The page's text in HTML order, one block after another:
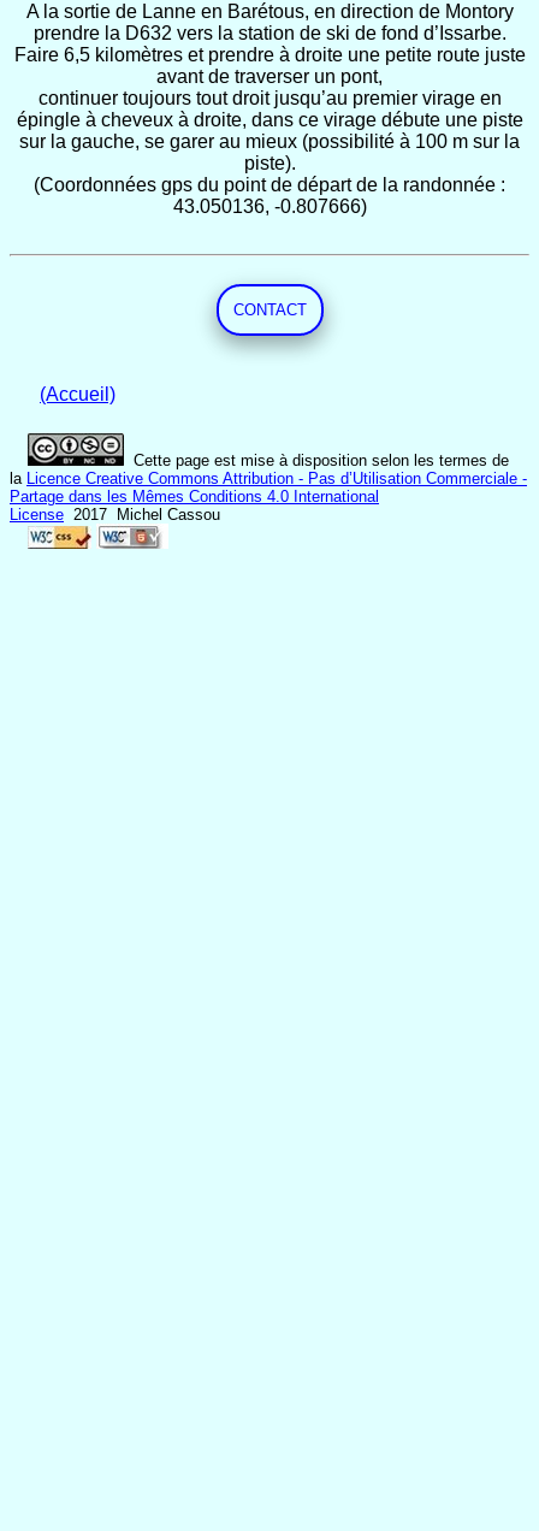
A la sortie de Lanne en Barétous, en direction de Montory
prendre la D632 vers la station de ski de fond d’Issarbe.
Faire 6,5 kilomètres et prendre à droite une petite route juste
avant de traverser un pont,
continuer toujours tout droit jusqu’au premier virage en
épingle à cheveux à droite, dans ce virage débute une piste
sur la gauche, se garer au mieux (possibilité à 100 m sur la
piste).
(Coordonnées gps du point de départ de la randonnée :
43.050136, -0.807666)
CONTACT
(Accueil)
Cette page est mise à disposition selon les termes de
la Licence Creative Commons Attribution - Pas d’Utilisation Commerciale -
Partage dans les Mêmes Conditions 4.0 International
License 2017 Michel Cassou